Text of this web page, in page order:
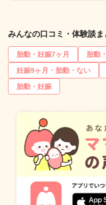
みんなの口コミ・体験談
胎動・妊娠7ヶ月
胎動
妊娠9ヶ月・胎動・ない
胎動・妊娠